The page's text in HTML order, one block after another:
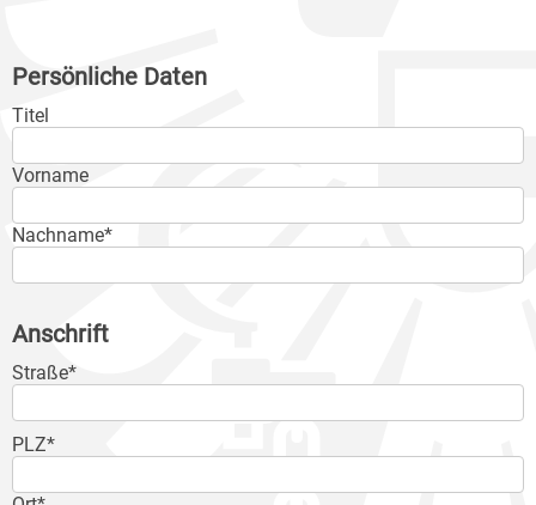
Persönliche Daten
Titel
Vorname
Nachname*
Anschrift
Straße*
PLZ*